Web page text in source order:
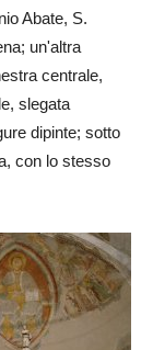
Abate, S.
un'altra
centrale,
slegata
dipinte; sotto
con lo stesso